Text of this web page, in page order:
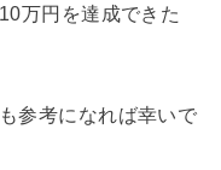
万円を達成できた
参考になれば幸いで